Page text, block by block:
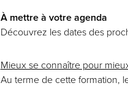
À mettre à votre agenda
Découvrez les dates des
Mieux se connaître pour
Au terme de cette formation,